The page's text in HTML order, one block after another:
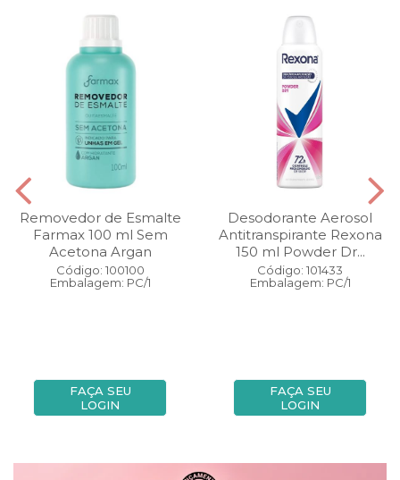
Removedor de Esmalte
Farmax 100 ml Sem
Acetona Argan
Código: 100100
Embalagem: PC/1
FAÇA SEU
LOGIN
Desodorante Aerosol
Antitranspirante Rexona
150 ml Powder Dr...
Código: 101433
Embalagem: PC/1
FAÇA SEU
LOGIN